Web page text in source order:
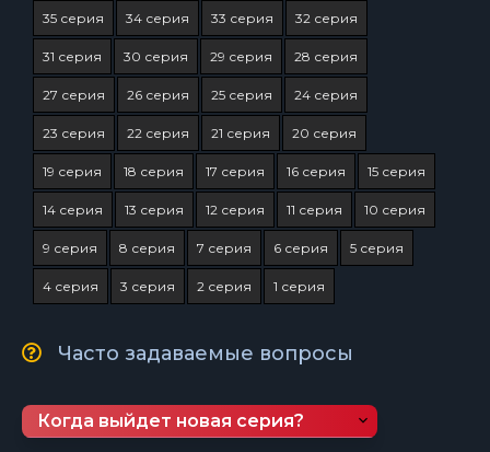
35 серия 34 серия 33 серия 32 серия
31 серия 30 серия 29 серия 28 серия
27 серия 26 серия 25 серия 24 серия
23 серия 22 серия 21 серия 20 серия
19 серия 18 серия 17 серия 16 серия 15 серия
14 серия 13 серия 12 серия 11 серия 10 серия
9 серия 8 серия 7 серия 6 серия 5 серия
4 серия 3 серия 2 серия 1 серия
Часто задаваемые вопросы
Когда выйдет новая серия?